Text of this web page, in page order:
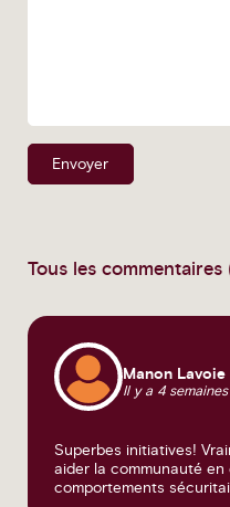
Envoyer
Tous les commentaires
Manon Lavoie
Il y a 4 semaines
Superbes initiatives!
aider la communauté
comportements